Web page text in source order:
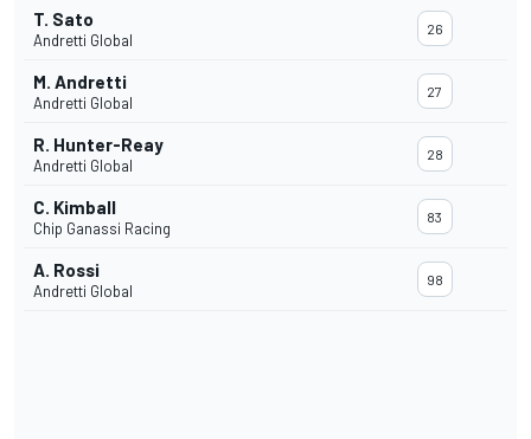
T. Sato
Andretti Global
26
M. Andretti
Andretti Global
27
R. Hunter-Reay
Andretti Global
28
C. Kimball
Chip Ganassi Racing
83
A. Rossi
Andretti Global
98